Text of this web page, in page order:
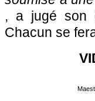
, a jugé son
Chacun se